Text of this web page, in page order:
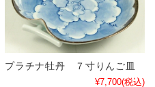
プラチナ牡丹 ７寸りんご皿
¥7,700(税込)